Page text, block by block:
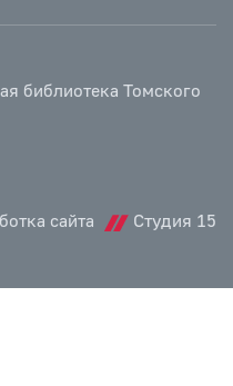
библиотека Томского
сайта Студия 15